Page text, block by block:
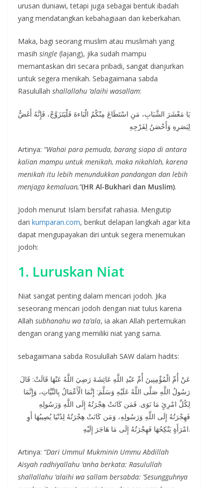
urusan duniawi, tetapi juga sebagai bentuk ibadah
yang mendatangkan kebahagiaan dan keberkahan.
Maka, bagi seorang muslim atau muslimah yang
masih single (lajang), jika sudah mampu
memantaskan diri secara pribadi, sangat dianjurkan
untuk segera menikah. Sebagaimana sabda
Rasulullah shallallahu ‘alaihi wasallam:
يَا مَعْشَرَ الشَّبَابِ، مَنِ اسْتَطَاعَ مِنْكُمُ الْبَاءةَ فَلْيَتَزَوَّجْ، فَإِنَّهُ أَغَضُّ
لِبَصَرِهِ وَأَحْصَنُ لِفَرْجِهِ
Artinya: “Wahai para pemuda, barang siapa di antara
kalian mampu untuk menikah, maka nikahlah, karena
menikah itu lebih menundukkan pandangan dan lebih
menjaga kemaluan,”(HR Al-Bukhari dan Muslim).
Jodoh menurut Islam bersifat rahasia. Mengutip
dari kumparan.com, berikut delapan langkah agar kita
dapat mengupayakan diri untuk segera menemukan
jodoh:
1. Luruskan Niat
Niat sangat penting dalam mencari jodoh. Jika
seseorang mencari jodoh dengan niat tulus karena
Allah subhanahu wa ta’ala, ia akan Allah pertemukan
dengan orang yang memiliki niat yang sama.
sebagaimana sabda Rosulullah SAW dalam hadits:
عَنْ أُمِّ الْمُؤْمِنِينَ أُمِّ عَبْدِ اللَّهِ عَائِشَةَ رَضِيَ اللَّهُ عَنْهَا قَالَتْ: قَالَ
رَسُولُ اللَّهِ صَلَّى اللَّهُ عَلَيْهِ وَسَلَّمَ: إِنَّمَا الْأَعْمَالُ بِالنِّيَّاتِ، وَإِنَّمَا
لِكُلِّ امْرِئٍ مَا نَوَى. فَمَن كَانَتْ هِجْرَتُهُ إِلَى اللَّهِ وَرَسُولِهِ
فَهِجْرَتُهُ إِلَى اللَّهِ وَرَسُولِهِ، وَمَن كَانَتْ هِجْرَتُهُ لِدُنْيَا يُصِيبُهَا أَوِ
امْرَأَةٍ يَنْكِحُهَا فَهِجْرَتُهُ إِلَى مَا هَاجَرَ إِلَيْهِ.
Artinya: “Dari Ummul Mukminin Ummu Abdillah
Aisyah radhiyallahu ‘anha berkata: Rasulullah
shallallahu ‘alaihi wa sallam bersabda: ‘Sesungguhnya